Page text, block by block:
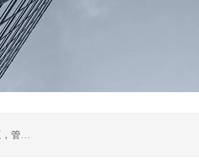
计量泵，磁力泵，化工泵，螺杆泵，排污泵，自吸泵，管道泵，多级泵，隔膜泵，齿轮油泵